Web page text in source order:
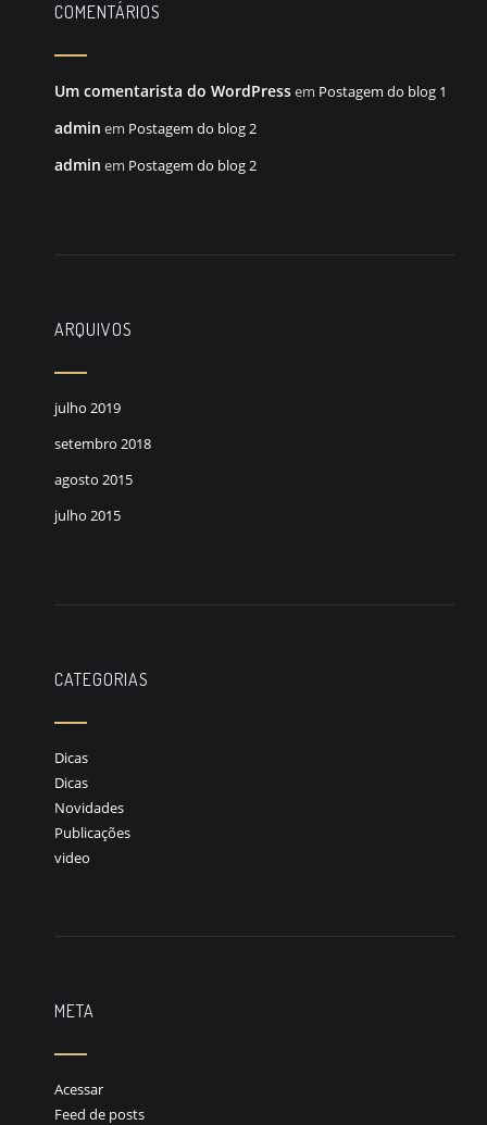
COMENTÁRIOS
Um comentarista do WordPressem Postagem do blog 1
admin em Postagem do blog 2
admin em Postagem do blog 2
ARQUIVOS
julho 2019
setembro 2018
agosto 2015
julho 2015
CATEGORIAS
Dicas
Dicas
Novidades
Publicações
video
META
Acessar
Feed de posts